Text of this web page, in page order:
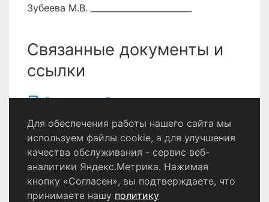
Зубеева М.В. ________________________
Связанные документы и
ссылки
Заключение Воронин
Политика конфиденциальности
Согласие на обработку персональных данных
Для обеспечения работы нашего сайта мы
используем файлы cookie, а для улучшения
качества обслуживания - сервис веб-
аналитики Яндекс.Метрика. Нажимая
кнопку «Согласен», вы подтверждаете, что
принимаете нашу политику